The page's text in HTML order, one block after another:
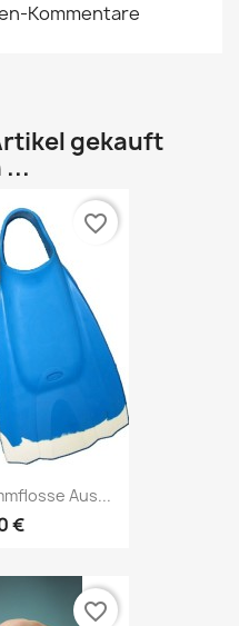
Kommentare
gekauft
Aus...
€
favorite_border
favorite_border